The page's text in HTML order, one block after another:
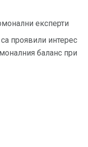
експерти
проявили интерес
баланс при